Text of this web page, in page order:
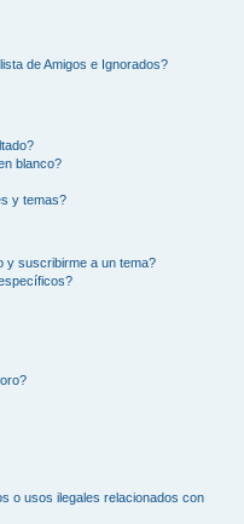
de Amigos e Ignorados?
blanco?
y temas?
y suscribirme a un tema?
o usos ilegales relacionados con